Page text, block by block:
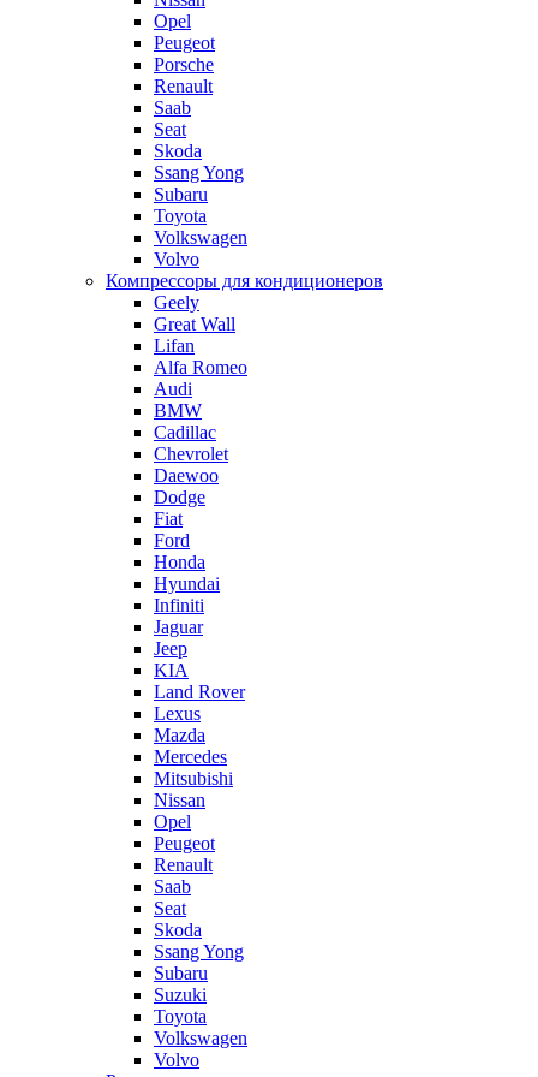
Opel
Peugeot
Porsche
Renault
Saab
Seat
Skoda
Ssang Yong
Subaru
Toyota
Volkswagen
Volvo
Компрессоры для кондиционеров
Geely
Great Wall
Lifan
Alfa Romeo
Audi
BMW
Cadillac
Chevrolet
Daewoo
Dodge
Fiat
Ford
Honda
Hyundai
Infiniti
Jaguar
Jeep
KIA
Land Rover
Lexus
Mazda
Mercedes
Mitsubishi
Nissan
Opel
Peugeot
Renault
Saab
Seat
Skoda
Ssang Yong
Subaru
Suzuki
Toyota
Volkswagen
Volvo